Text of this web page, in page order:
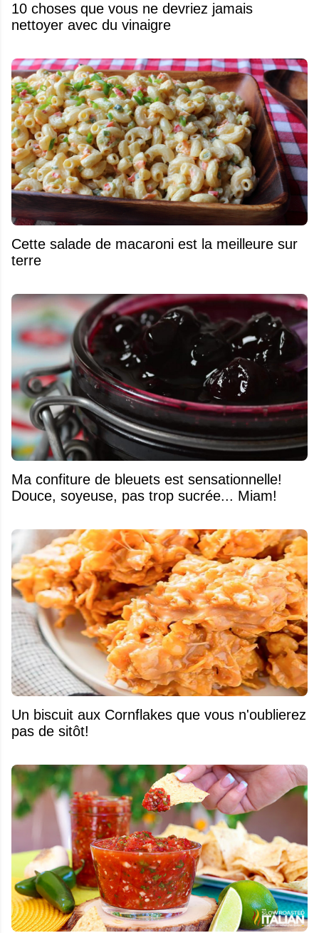
10 choses que vous ne devriez jamais
nettoyer avec du vinaigre
Cette salade de macaroni est la meilleure sur
terre
Ma confiture de bleuets est sensationnelle!
Douce, soyeuse, pas trop sucrée... Miam!
Un biscuit aux Cornflakes que vous n'oublierez
pas de sitôt!